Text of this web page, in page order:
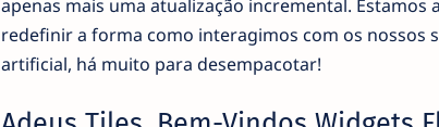
apenas mais uma atualização incremental.
redefinir a forma como interagimos com os nossos
artificial, há muito para desempacotar!